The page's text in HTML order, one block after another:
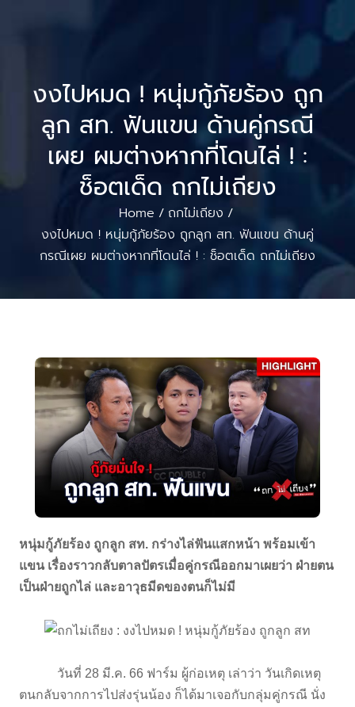
งงไปหมด ! หนุ่มกู้ภัยร้อง ถูก
ลูก สท. ฟันแขน ด้านคู่กรณี
เผย ผมต่างหากที่โดนไล่ ! :
ช็อตเด็ด ถกไม่เถียง
Home / ถกไม่เถียง /
งงไปหมด ! หนุ่มกู้ภัยร้อง ถูกลูก สท. ฟันแขน ด้านคู่
กรณีเผย ผมต่างหากที่โดนไล่ ! : ช็อตเด็ด ถกไม่เถียง
หนุ่มกู้ภัยร้อง ถูกลูก สท. กร่างไล่ฟันแสกหน้า พร้อมเข้า
แขน เรื่องราวกลับตาลปัตรเมื่อคู่กรณีออกมาเผยว่า ฝ่ายตน
เป็นฝ่ายถูกไล่ และอาวุธมีดของตนก็ไม่มี
วันที่ 28 มี.ค. 66 ฟาร์ม ผู้ก่อเหตุ เล่าว่า วันเกิดเหตุ
ตนกลับจากการไปส่งรุ่นน้อง ก็ได้มาเจอกับกลุ่มคู่กรณี นั่ง